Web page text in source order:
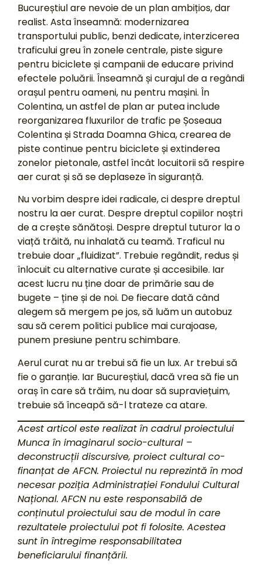
Bucureștiul are nevoie de un plan ambițios, dar
realist. Asta înseamnă: modernizarea
transportului public, benzi dedicate, interzicerea
traficului greu în zonele centrale, piste sigure
pentru biciclete și campanii de educare privind
efectele poluării. Înseamnă și curajul de a regândi
orașul pentru oameni, nu pentru mașini. În
Colentina, un astfel de plan ar putea include
reorganizarea fluxurilor de trafic pe Șoseaua
Colentina și Strada Doamna Ghica, crearea de
piste continue pentru biciclete și extinderea
zonelor pietonale, astfel încât locuitorii să respire
aer curat și să se deplaseze în siguranță.
Nu vorbim despre idei radicale, ci despre dreptul
nostru la aer curat. Despre dreptul copiilor noștri
de a crește sănătoși. Despre dreptul tuturor la o
viață trăită, nu inhalată cu teamă. Traficul nu
trebuie doar „fluidizat”. Trebuie regândit, redus și
înlocuit cu alternative curate și accesibile. Iar
acest lucru nu ține doar de primărie sau de
bugete – ține și de noi. De fiecare dată când
alegem să mergem pe jos, să luăm un autobuz
sau să cerem politici publice mai curajoase,
punem presiune pentru schimbare.
Aerul curat nu ar trebui să fie un lux. Ar trebui să
fie o garanție. Iar Bucureștiul, dacă vrea să fie un
oraș în care să trăim, nu doar să supraviețuim,
trebuie să înceapă să-l trateze ca atare.
Acest articol este realizat în cadrul proiectului
Munca în imaginarul socio-cultural –
deconstrucții discursive, proiect cultural co-
finanțat de AFCN. Proiectul nu reprezintă în mod
necesar poziția Administrației Fondului Cultural
Național. AFCN nu este responsabilă de
conținutul proiectului sau de modul în care
rezultatele proiectului pot fi folosite. Acestea
sunt în întregime responsabilitatea
beneficiarului finanțării.